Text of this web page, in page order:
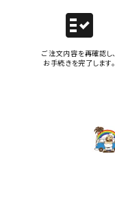
fact_check
ご注文内容を再確認し、
お手続きを完了します。